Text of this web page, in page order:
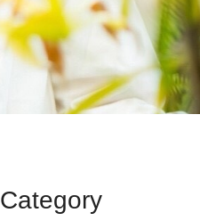
Category